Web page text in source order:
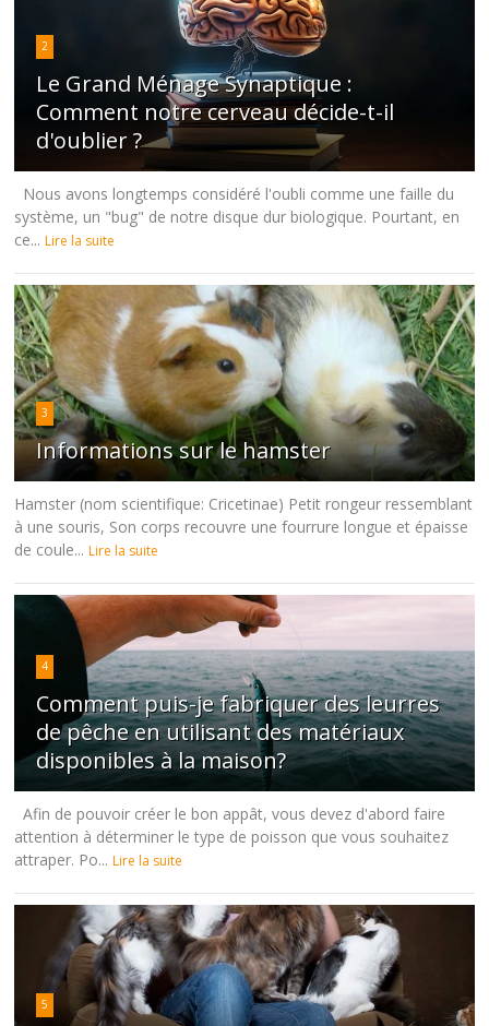
2
Le Grand Ménage Synaptique :
Comment notre cerveau décide-t-il
d'oublier ?
Nous avons longtemps considéré l'oubli comme une faille du
système, un "bug" de notre disque dur biologique. Pourtant, en
ce... Lire la suite
3
Informations sur le hamster
Hamster (nom scientifique: Cricetinae) Petit rongeur ressemblant
à une souris, Son corps recouvre une fourrure longue et épaisse
de coule... Lire la suite
4
Comment puis-je fabriquer des leurres
de pêche en utilisant des matériaux
disponibles à la maison?
Afin de pouvoir créer le bon appât, vous devez d'abord faire
attention à déterminer le type de poisson que vous souhaitez
attraper. Po... Lire la suite
5